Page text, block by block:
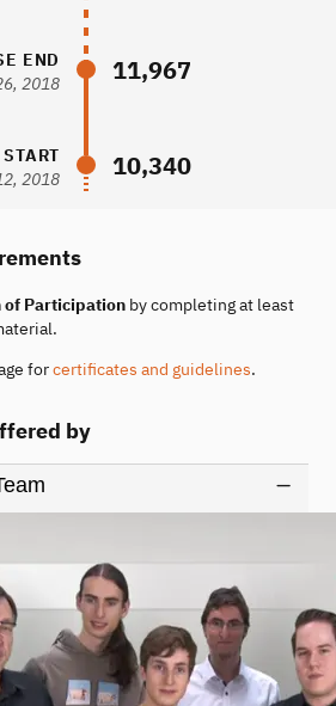
END
2018
11,967
2018
10,340
of Participationby completing at least
forcertificates and guidelines.
by